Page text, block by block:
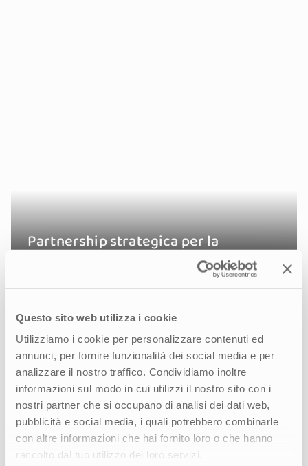
Questo sito web utilizza i cookie
Utilizziamo i cookie per personalizzare contenuti ed
annunci, per fornire funzionalità dei social media e per
analizzare il nostro traffico. Condividiamo inoltre
informazioni sul modo in cui utilizzi il nostro sito con i
nostri partner che si occupano di analisi dei dati web,
pubblicità e social media, i quali potrebbero combinarle
con altre informazioni che hai fornito loro o che hanno
raccolto dal tuo utilizzo dei loro servizi.
Partnership strategica per la
comunicazione corporate